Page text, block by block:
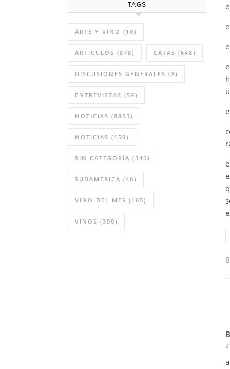
TAGS
ARTE Y VINO (10)
ARTICULOS (878) CATAS (648)
DISCUSIONES GENERALES (2)
ENTREVISTAS (59)
NOTICIAS (8855)
NOTICIAS (150)
SIN CATEGORÍA (346)
SUDAMERICA (40)
VINO DEL MES (165)
VINOS (390)